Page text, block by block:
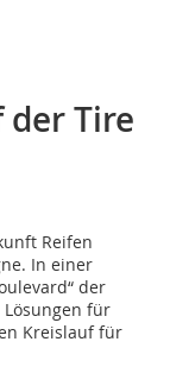
Tire
Reifen
In einer
der
Lösungen für
Kreislauf für